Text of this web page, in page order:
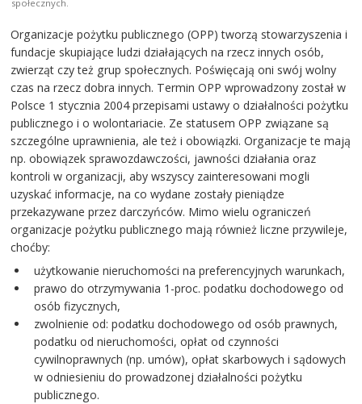
społecznych.
Organizacje pożytku publicznego (OPP) tworzą stowarzyszenia i
fundacje skupiające ludzi działających na rzecz innych osób,
zwierząt czy też grup społecznych. Poświęcają oni swój wolny
czas na rzecz dobra innych. Termin OPP wprowadzony został w
Polsce 1 stycznia 2004 przepisami ustawy o działalności pożytku
publicznego i o wolontariacie. Ze statusem OPP związane są
szczególne uprawnienia, ale też i obowiązki. Organizacje te mają
np. obowiązek sprawozdawczości, jawności działania oraz
kontroli w organizacji, aby wszyscy zainteresowani mogli
uzyskać informacje, na co wydane zostały pieniądze
przekazywane przez darczyńców. Mimo wielu ograniczeń
organizacje pożytku publicznego mają również liczne przywileje,
choćby:
użytkowanie nieruchomości na preferencyjnych warunkach,
prawo do otrzymywania 1-proc. podatku dochodowego od
osób fizycznych,
zwolnienie od: podatku dochodowego od osób prawnych,
podatku od nieruchomości, opłat od czynności
cywilnoprawnych (np. umów), opłat skarbowych i sądowych
w odniesieniu do prowadzonej działalności pożytku
publicznego.